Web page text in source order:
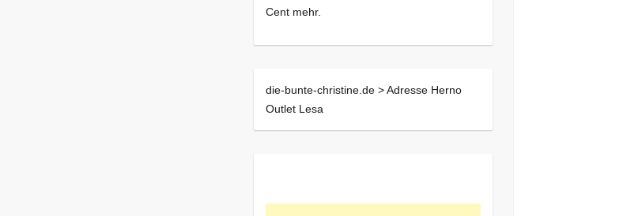
Cent mehr.
die-bunte-christine.de >Adresse Herno
Outlet Lesa